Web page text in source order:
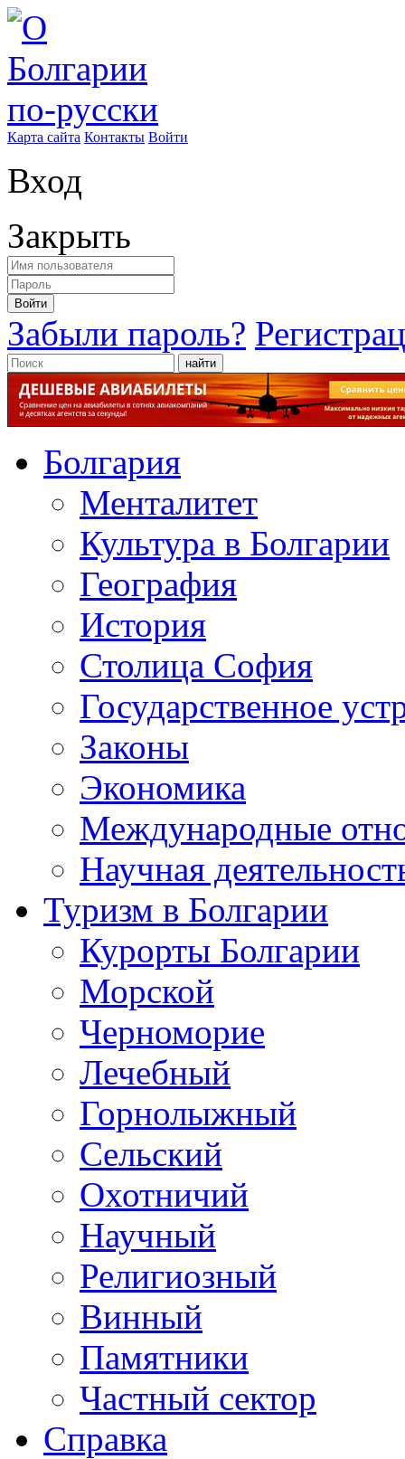
Карта сайта Контакты Войти
Вход
Закрыть
Войти
Забыли пароль?
найти
Болгария
Менталитет
Культура в Болгарии
География
История
Столица София
Государственное
Законы
Экономика
Международные
Научная
Туризм в Болгарии
Курорты Болгарии
Морской
Черноморие
Лечебный
Горнолыжный
Сельский
Охотничий
Научный
Религиозный
Винный
Памятники
Частный сектор
Справка